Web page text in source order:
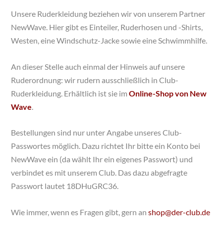
Unsere Ruderkleidung beziehen wir von unserem Partner
NewWave. Hier gibt es Einteiler, Ruderhosen und -Shirts,
Westen, eine Windschutz-Jacke sowie eine Schwimmhilfe.
An dieser Stelle auch einmal der Hinweis auf unsere
Ruderordnung: wir rudern ausschließlich in Club-
Ruderkleidung. Erhältlich ist sie imOnline-Shop von New
Wave
Bestellungen sind nur unter Angabe unseres Club-
Passwortes möglich. Dazu richtet Ihr bitte ein Konto bei
NewWave ein (da wählt Ihr ein eigenes Passwort) und
verbindet es mit unserem Club. Das dazu abgefragte
Passwort lautet 18DHuGRC36.
Wie immer, wenn es Fragen gibt, gern anshop@der-club.de